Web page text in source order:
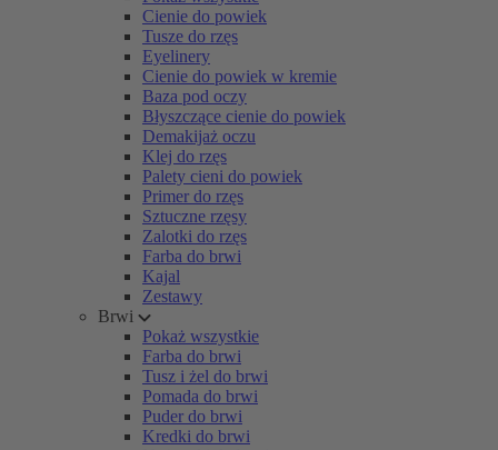
Cienie do powiek
Tusze do rzęs
Eyelinery
Cienie do powiek w kremie
Baza pod oczy
Błyszczące cienie do powiek
Demakijaż oczu
Klej do rzęs
Palety cieni do powiek
Primer do rzęs
Sztuczne rzęsy
Zalotki do rzęs
Farba do brwi
Kajal
Zestawy
Brwi
Pokaż wszystkie
Farba do brwi
Tusz i żel do brwi
Pomada do brwi
Puder do brwi
Kredki do brwi